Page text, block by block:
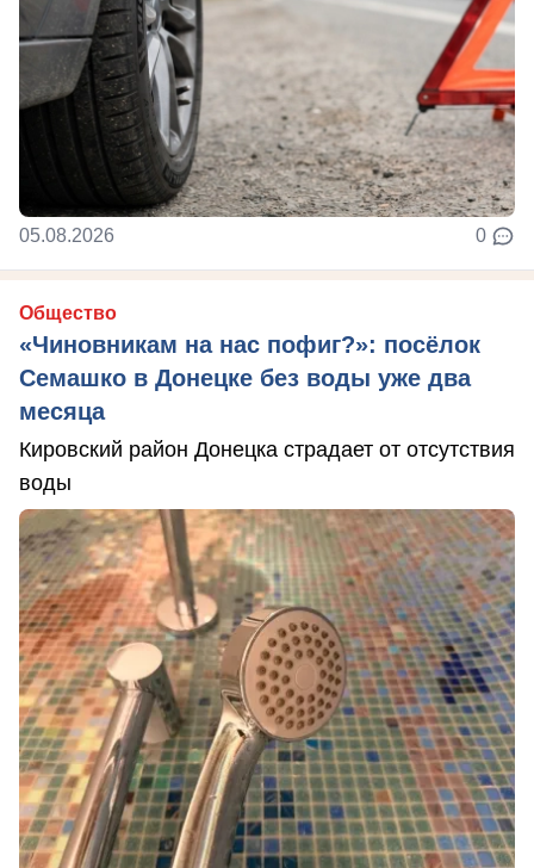
05.08.2026 0
Общество
«Чиновникам на нас пофиг?»: посёлок
Семашко в Донецке без воды уже два
месяца
Кировский район Донецка страдает от отсутствия
воды